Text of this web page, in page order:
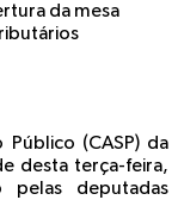
da mesa
(CASP) da
desta terça-feira,
pelas deputadas